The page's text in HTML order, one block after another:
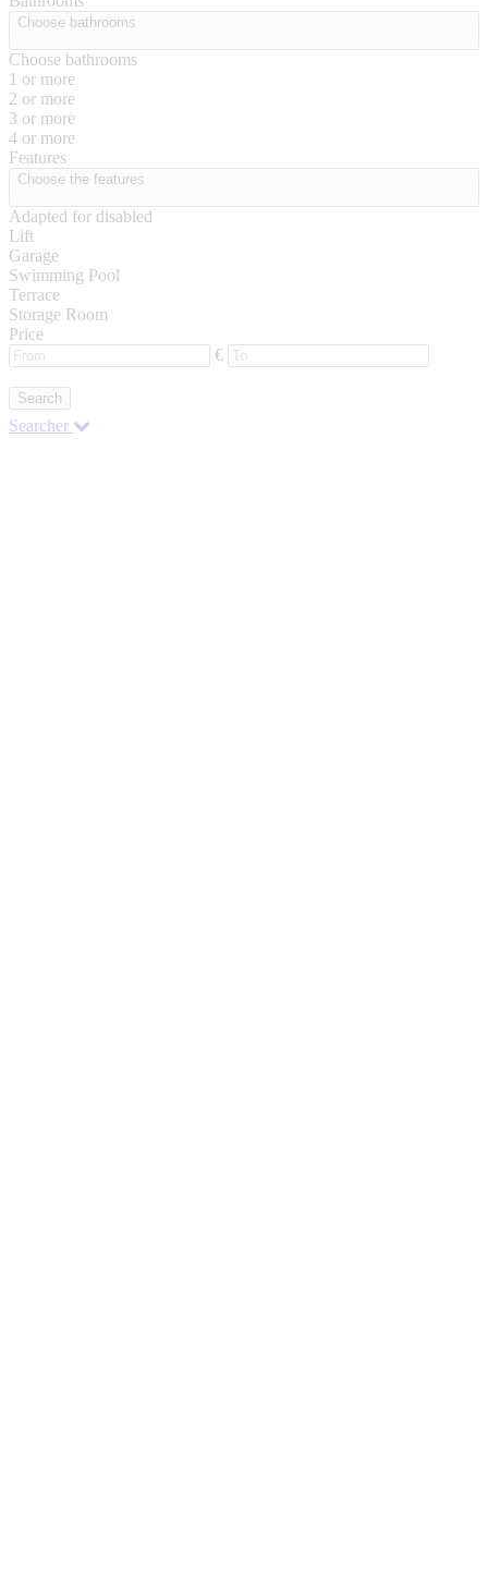
Choose bathrooms
Choose bathrooms
1 or more
2 or more
3 or more
4 or more
Features
Choose the features
Adapted for disabled
Lift
Garage
Swimming Pool
Terrace
Storage Room
Price
€
Search
Searcher